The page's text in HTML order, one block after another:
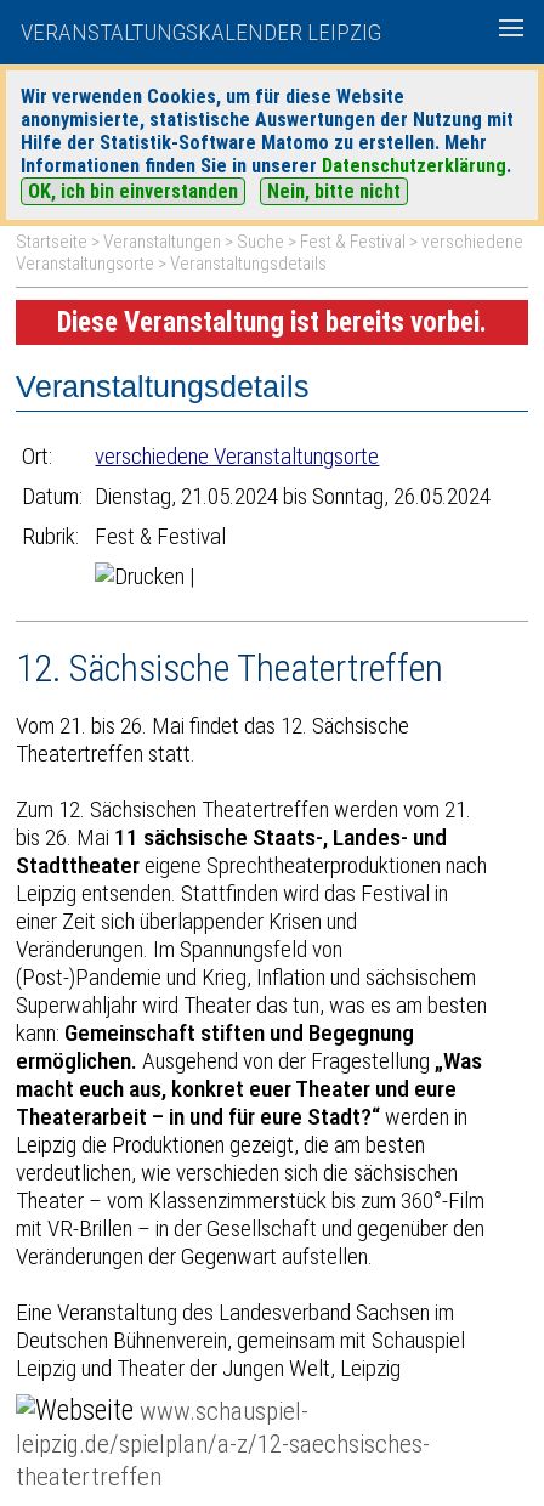
VERANSTALTUNGSKALENDER LEIPZIG
Wir verwenden Cookies, um für diese Website
anonymisierte, statistische Auswertungen der Nutzung mit
Hilfe der Statistik-Software Matomo zu erstellen. Mehr
Informationen finden Sie in unserer Datenschutzerklärung.
OK, ich bin einverstanden
Nein, bitte nicht
heute|morgen| Detaillierte Suche
Startseite >Veranstaltungen > Suche > Fest & Festival >verschiedene
Veranstaltungsorte > Veranstaltungsdetails
Diese Veranstaltung ist bereits vorbei.
Veranstaltungsdetails
Ort:
verschiedene Veranstaltungsorte
Datum: Dienstag, 21.05.2024 bis Sonntag, 26.05.2024
Rubrik:
Fest & Festival
|
12. Sächsische Theatertreffen
Vom 21. bis 26. Mai findet das 12. Sächsische
Theatertreffen statt.
Zum 12. Sächsischen Theatertreffen werden vom 21.
bis 26. Mai 11 sächsische Staats-, Landes- und
Stadttheatereigene Sprechtheaterproduktionen nach
Leipzig entsenden. Stattfinden wird das Festival in
einer Zeit sich überlappender Krisen und
Veränderungen. Im Spannungsfeld von
(Post-)Pandemie und Krieg, Inflation und sächsischem
Superwahljahr wird Theater das tun, was es am besten
kann: Gemeinschaft stiften und Begegnung
ermöglichen. Ausgehend von der Fragestellung „Was
macht euch aus, konkret euer Theater und eure
Theaterarbeit – in und für eure Stadt?“werden in
Leipzig die Produktionen gezeigt, die am besten
verdeutlichen, wie verschieden sich die sächsischen
Theater – vom Klassenzimmerstück bis zum 360°-Film
mit VR-Brillen – in der Gesellschaft und gegenüber den
Veränderungen der Gegenwart aufstellen.
Eine Veranstaltung des Landesverband Sachsen im
Deutschen Bühnenverein, gemeinsam mit Schauspiel
Leipzig und Theater der Jungen Welt, Leipzig
www.schauspiel-
leipzig.de/spielplan/a-z/12-saechsisches-
theatertreffen